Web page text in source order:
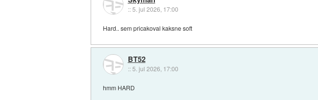
::5. jul 2026, 17:00
Hard.. sem pricakoval kaksne soft
BT52
:: 5. jul 2026, 17:00
hmm HARD